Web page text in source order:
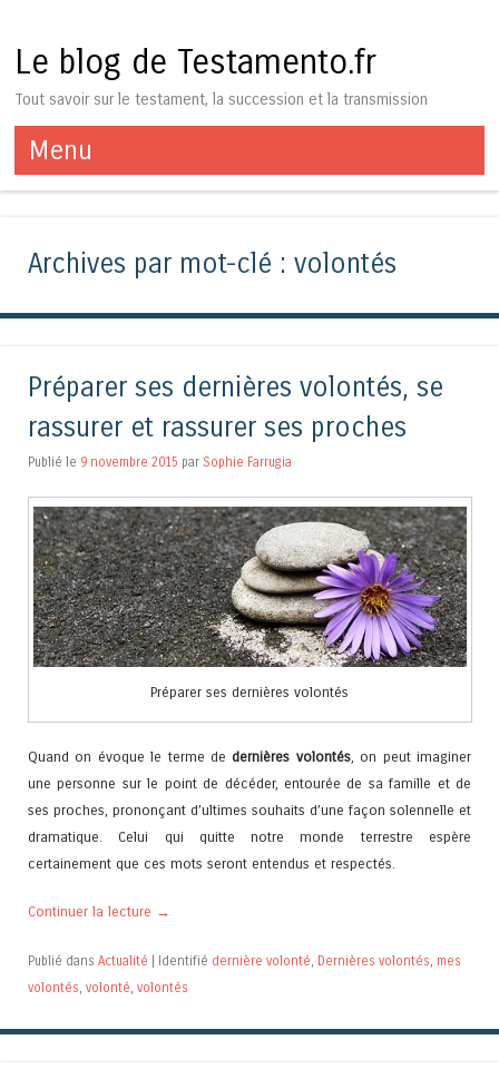
Le blog de Testamento.fr
Tout savoir sur le testament, la succession et la transmission
Menu
Aller au contenu
Archives par mot-clé : volontés
Préparer ses dernières volontés, se
rassurer et rassurer ses proches
Publié le 9 novembre 2015 par Sophie Farrugia
Préparer ses dernières volontés
Quand on évoque le terme dedernières volontés, on peut imaginer
une personne sur le point de décéder, entourée de sa famille et de
ses proches, prononçant d’ultimes souhaits d’une façon solennelle et
dramatique. Celui qui quitte notre monde terrestre espère
certainement que ces mots seront entendus et respectés.
Continuer la lecture →
Publié dans Actualité | Identifié dernière volonté Dernières volontés mes
volontés volonté volontés